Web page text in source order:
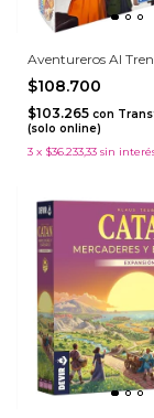
Aventureros Al
$108.700
$103.265 con
(solo online)
3 x $36.233,33 sin